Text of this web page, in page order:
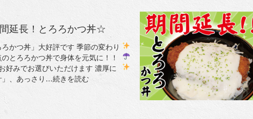
延長！とろろかつ丼☆
かつ丼」大好評です 季節の変わり
とろろかつ丼で身体を元気に！！
好みでお選びいただけます 濃厚に
、あっさり …続きを読む